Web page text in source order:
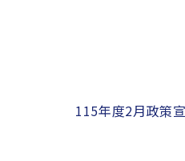
115年度2月政策